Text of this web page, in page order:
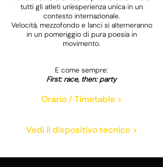
tutti gli atleti un'esperienza unica in un
contesto internazionale.
Velocità, mezzofondo e lanci si alterneranno
in un pomeriggio di pura poesia in
movimento.
E come sempre:
First: race, then: party
Orario / Timetable >
Vedi il dispositivo tecnico >